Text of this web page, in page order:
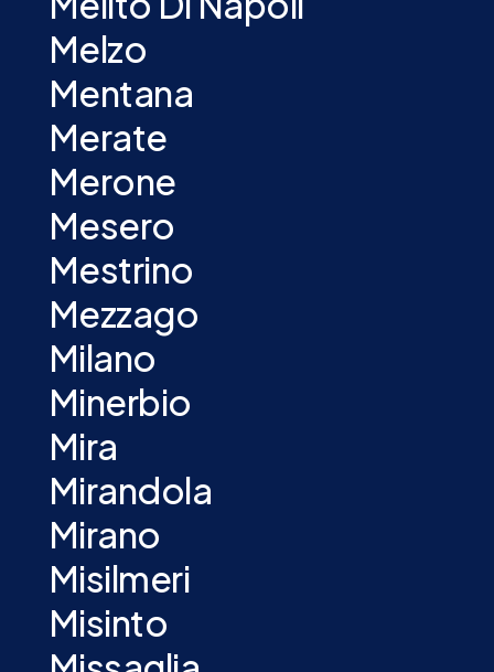
Melzo
Mentana
Merate
Merone
Mesero
Mestrino
Mezzago
Milano
Minerbio
Mira
Mirandola
Mirano
Misilmeri
Misinto